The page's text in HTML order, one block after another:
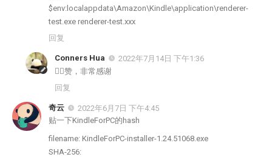
$env:localappdata\Amazon\Kindle\application\renderer-
test.exe renderer-test.xxx
回复
Conners Hua
2022年7月14日 下午1:36
👍🏻赞，非常感谢
回复
奇云
2022年6月7日 下午4:45
贴一下KindleForPC的hash
filename: KindleForPC-installer-1.24.51068.exe
SHA-256: